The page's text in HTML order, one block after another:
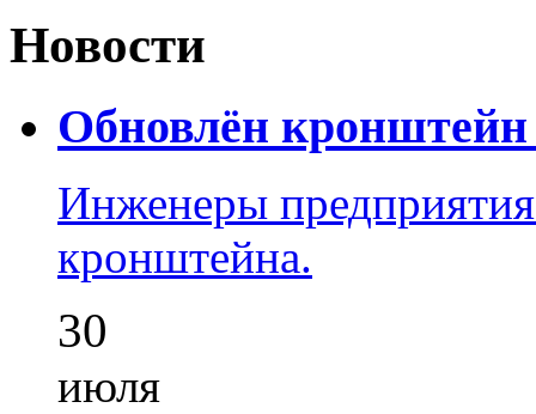
Новости
Обновлён
Инженеры
кронштейна.
30
июля